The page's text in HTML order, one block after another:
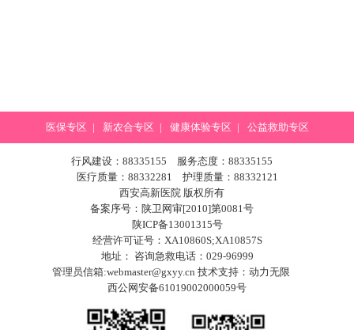
医保专区 | 新农合专区 | 健康体验专区 | 公益救助专区
行风建设：88335155 服务态度：88335155
医疗质量：88332281 护理质量：88332121
西安高新医院 版权所有
备案序号：陕卫网审[2010]第0081号
陕ICP备13001315号
经营许可证号：XA10860S;XA10857S
地址： 咨询急救电话：029-96999
管理员信箱:webmaster@gxyy.cn 技术支持： 动力无限
西公网安备61019002000059号